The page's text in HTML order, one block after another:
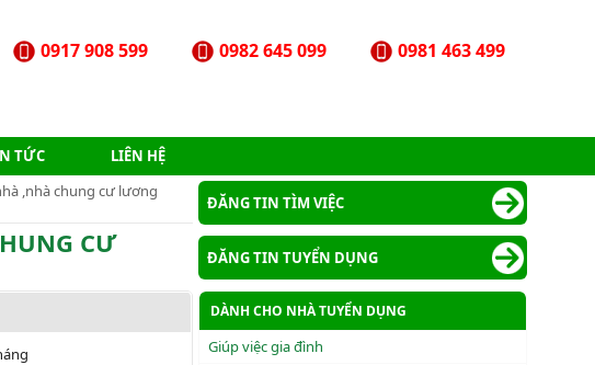
0981 463 499
0982 645 099
0917 908 599
TỨC
LIÊN HỆ
,nhà chung cư lương
CƯ
ĐĂNG TIN TÌM VIỆC
ĐĂNG TIN TUYỂN DỤNG
DÀNH CHO NHÀ TUYỂN DỤNG
Giúp việc gia đình